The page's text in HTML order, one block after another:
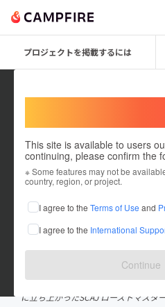
プロジェクトを掲載するには
This site is available to users
continuing, please confirm the
※ Some features may not be
country, region, or project.
I agree to the Terms of Use and
I agree to the International
Continue
Kohtsu
これまでに1件のプロジェクトを
在住国：日本 現在地：神奈川県
出身国：日本 出身地：神奈川県
1997年、湘南・辻堂で「かさい珈琲
ルティコーヒー協会（SCAJ）や共同
に立ち上がったSCAJ ローストマスタ